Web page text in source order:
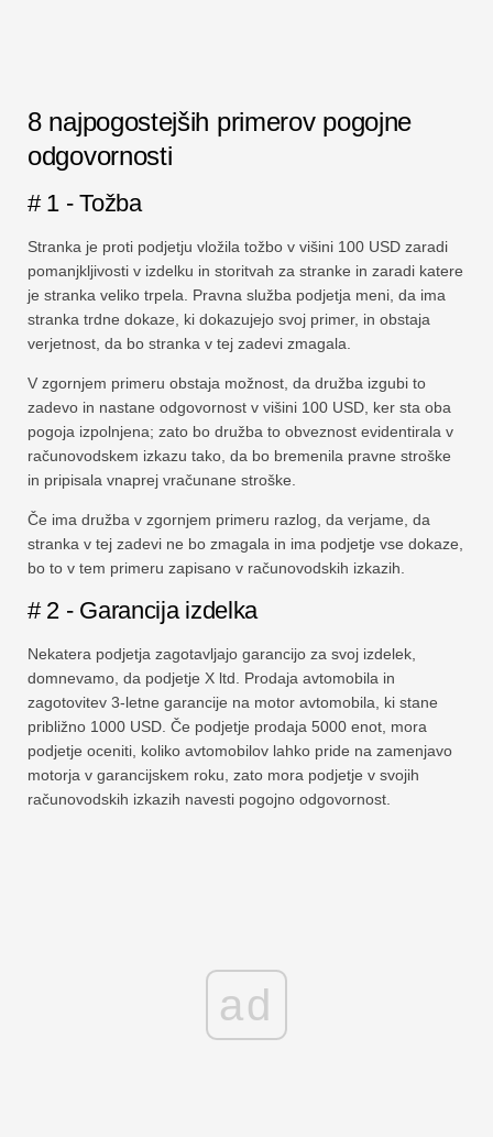
8 najpogostejših primerov pogojne
odgovornosti
# 1 - Tožba
Stranka je proti podjetju vložila tožbo v višini 100 USD zaradi
pomanjkljivosti v izdelku in storitvah za stranke in zaradi katere
je stranka veliko trpela. Pravna služba podjetja meni, da ima
stranka trdne dokaze, ki dokazujejo svoj primer, in obstaja
verjetnost, da bo stranka v tej zadevi zmagala.
V zgornjem primeru obstaja možnost, da družba izgubi to
zadevo in nastane odgovornost v višini 100 USD, ker sta oba
pogoja izpolnjena; zato bo družba to obveznost evidentirala v
računovodskem izkazu tako, da bo bremenila pravne stroške
in pripisala vnaprej vračunane stroške.
Če ima družba v zgornjem primeru razlog, da verjame, da
stranka v tej zadevi ne bo zmagala in ima podjetje vse dokaze,
bo to v tem primeru zapisano v računovodskih izkazih.
# 2 - Garancija izdelka
Nekatera podjetja zagotavljajo garancijo za svoj izdelek,
domnevamo, da podjetje X ltd. Prodaja avtomobila in
zagotovitev 3-letne garancije na motor avtomobila, ki stane
približno 1000 USD. Če podjetje prodaja 5000 enot, mora
podjetje oceniti, koliko avtomobilov lahko pride na zamenjavo
motorja v garancijskem roku, zato mora podjetje v svojih
računovodskih izkazih navesti pogojno odgovornost.
ad